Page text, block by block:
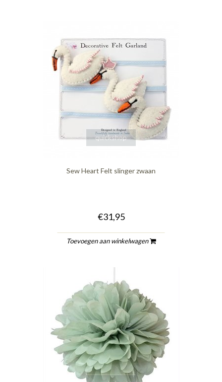
quickshop
Sew Heart Felt slinger zwaan
€31,95
Toevoegen aan winkelwagen